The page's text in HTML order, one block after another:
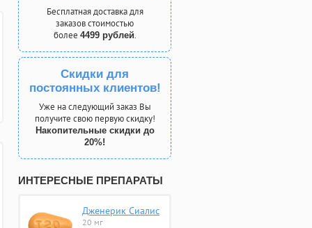
Бесплатная доставка для
заказов стоимостью
более 4499 рублей.
Скидки для
постоянных клиентов!
Уже на следующий заказ Вы
получите свою первую скидку!
Накопительные скидки до
20%!
ИНТЕРЕСНЫЕ ПРЕПАРАТЫ
Дженерик Сиалис
20 мг